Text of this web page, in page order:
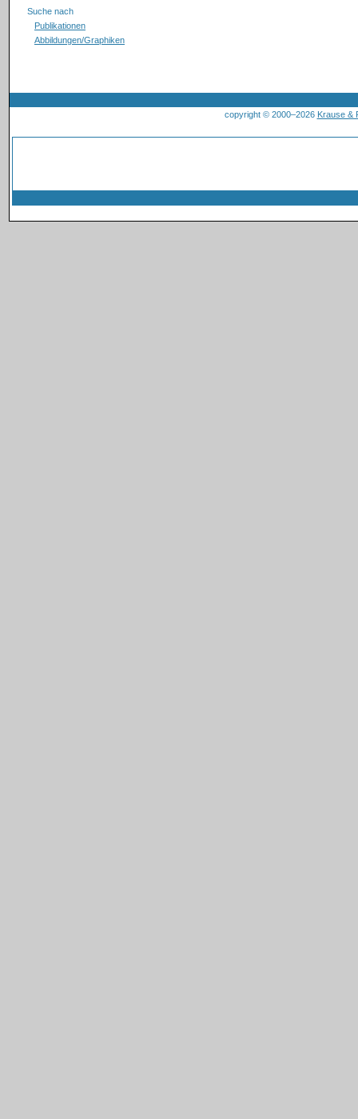
Suche nach
Publikationen
Abbildungen/Graphiken
copyright © 2000–2026 Krause &